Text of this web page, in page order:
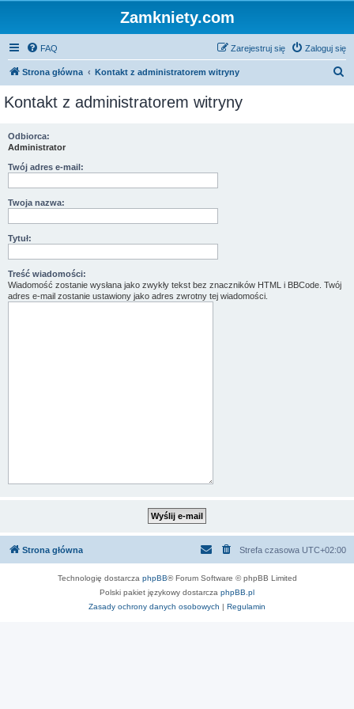
Zamkniety.com
FAQ Zaloguj się
Zarejestruj się
Strona główna Kontakt z administratorem witryny
Kontakt z administratorem witryny
Odbiorca:
Administrator
Twój adres e-mail:
Twoja nazwa:
Tytuł:
Treść wiadomości:
Wiadomość zostanie wysłana jako zwykły tekst bez znaczników HTML i BBCode. Twój
adres e-mail zostanie ustawiony jako adres zwrotny tej wiadomości.
Strona główna Strefa czasowa UTC+02:00
Technologię dostarcza phpBB® Forum Software © phpBB Limited
Polski pakiet językowy dostarcza phpBB.pl
Zasady ochrony danych osobowych | Regulamin